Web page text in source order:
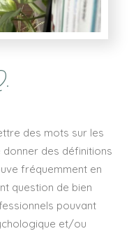
des mots sur les
des définitions
fréquemment en
question de bien
pouvant
et/ou